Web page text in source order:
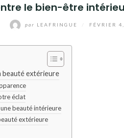
le bien-être
par LEAFRINGUE FÉVRIER
beauté extérieure
éclat
beauté intérieure
extérieure